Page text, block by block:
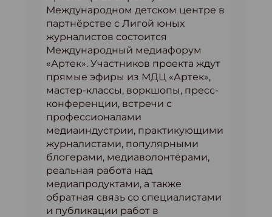
Международном детском центре в
партнёрстве с Лигой юных
журналистов состоится
Международный медиафорум
«Артек». Участников проекта ждут
прямые эфиры из МДЦ «Артек»,
мастер-классы, воркшопы, пресс-
конференции, встречи с
профессионалами
медиаиндустрии, практикующими
журналистами, популярными
блогерами, медиаволонтёрами,
реальная работа над
медиапродуктами, а также
обратная связь со специалистами
и публикации работ в